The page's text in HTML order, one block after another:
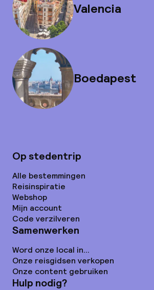
Valencia
Boedapest
Op stedentrip
Alle bestemmingen
Reisinspiratie
Webshop
Mijn account
Code verzilveren
Samenwerken
Word onze local in...
Onze reisgidsen verkopen
Onze content gebruiken
Hulp nodig?